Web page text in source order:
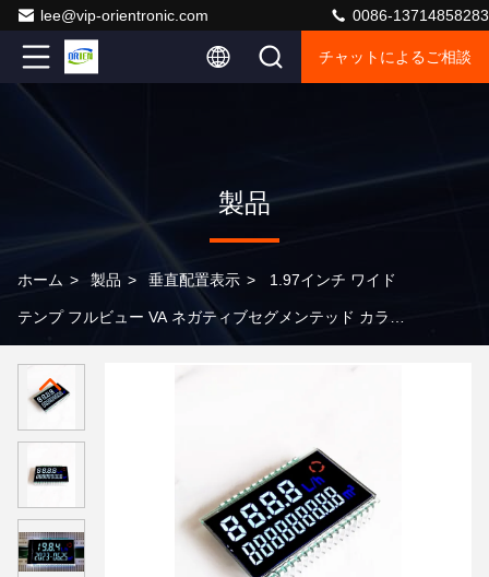
lee@vip-orientronic.com 0086-13714858283
チャットによるご相談
製品
ホーム > 製品 > 垂直配置表示 > 1.97インチ ワイド
テンプ フルビュー VA ネガティブセグメンテッド カラー